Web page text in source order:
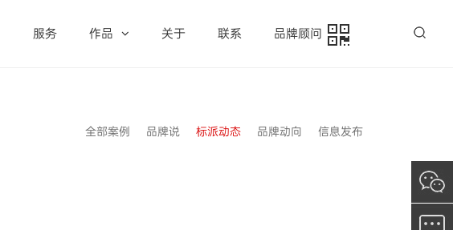
服务 作品 关于 联系 品牌顾问
全部案例 品牌说 标派动态 品牌动向 信息发布